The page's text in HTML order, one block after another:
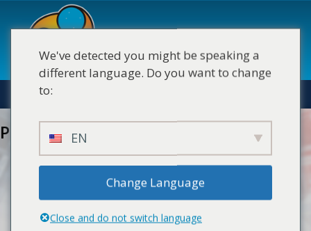
Preguntas frecuentes
We've detected you might be speaking a
different language. Do you want to change
to:
EN
Change Language
Close and do not switch language